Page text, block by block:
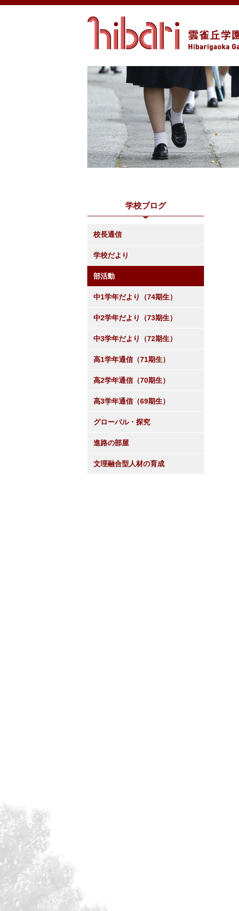
学校ブログ
校長通信
学校だより
部活動
中1学年だより（74期生）
中2学年だより（73期生）
中3学年だより（72期生）
高1学年通信（71期生）
高2学年通信（70期生）
高3学年通信（69期生）
グローバル・探究
進路の部屋
文理融合型人材の育成